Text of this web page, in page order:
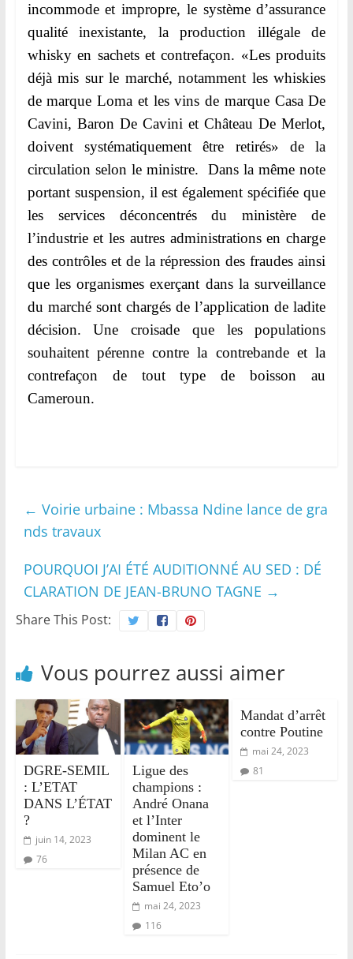
incommode et impropre, le système d’assurance
qualité inexistante, la production illégale de
whisky en sachets et contrefaçon. «Les produits
déjà mis sur le marché, notamment les whiskies
de marque Loma et les vins de marque Casa De
Cavini, Baron De Cavini et Château De Merlot,
doivent systématiquement être retirés» de la
circulation selon le ministre. Dans la même note
portant suspension, il est également spécifiée que
les services déconcentrés du ministère de
l’industrie et les autres administrations en charge
des contrôles et de la répression des fraudes ainsi
que les organismes exerçant dans la surveillance
du marché sont chargés de l’application de ladite
décision. Une croisade que les populations
souhaitent pérenne contre la contrebande et la
contrefaçon de tout type de boisson au
Cameroun.
← Voirie urbaine : Mbassa Ndine lance de gra
nds travaux
POURQUOI J’AI ÉTÉ AUDITIONNÉ AU SED : DÉ
CLARATION DE JEAN-BRUNO TAGNE →
Share This Post:
Vous pourrez aussi aimer
DGRE-SEMIL
: L’ETAT
DANS L’ÉTAT
?
juin 14, 2023
76
Ligue des
champions :
André Onana
et l’Inter
dominent le
Milan AC en
présence de
Samuel Eto’o
mai 24, 2023
116
Mandat d’arrêt
contre Poutine
mai 24, 2023
81